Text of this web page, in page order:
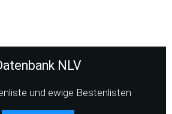
NLV
und ewige Bestenlisten